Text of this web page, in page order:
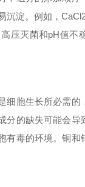
沉淀。例如，
压灭菌和pH值不
细胞生长所必需的
分的缺失可能会导
有毒的环境。铜和